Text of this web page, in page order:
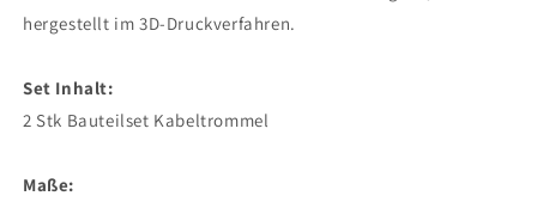
hergestellt im 3D-Druckverfahren.
Set Inhalt:
2 Stk Bauteilset Kabeltrommel
Maße: